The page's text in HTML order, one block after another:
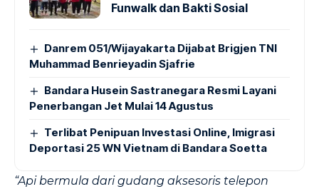
Funwalk dan Bakti Sosial
Danrem 051/Wijayakarta Dijabat Brigjen TNI
Muhammad Benrieyadin Sjafrie
Bandara Husein Sastranegara Resmi Layani
Penerbangan Jet Mulai 14 Agustus
Terlibat Penipuan Investasi Online, Imigrasi
Deportasi 25 WN Vietnam di Bandara Soetta
“Api bermula dari gudang aksesoris telepon